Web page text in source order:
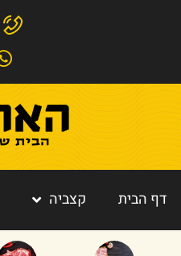
דף הבית קצביה